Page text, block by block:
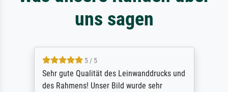
uns sagen
5 / 5
Sehr gute Qualität des Leinwanddrucks und
des Rahmens! Unser Bild wurde sehr